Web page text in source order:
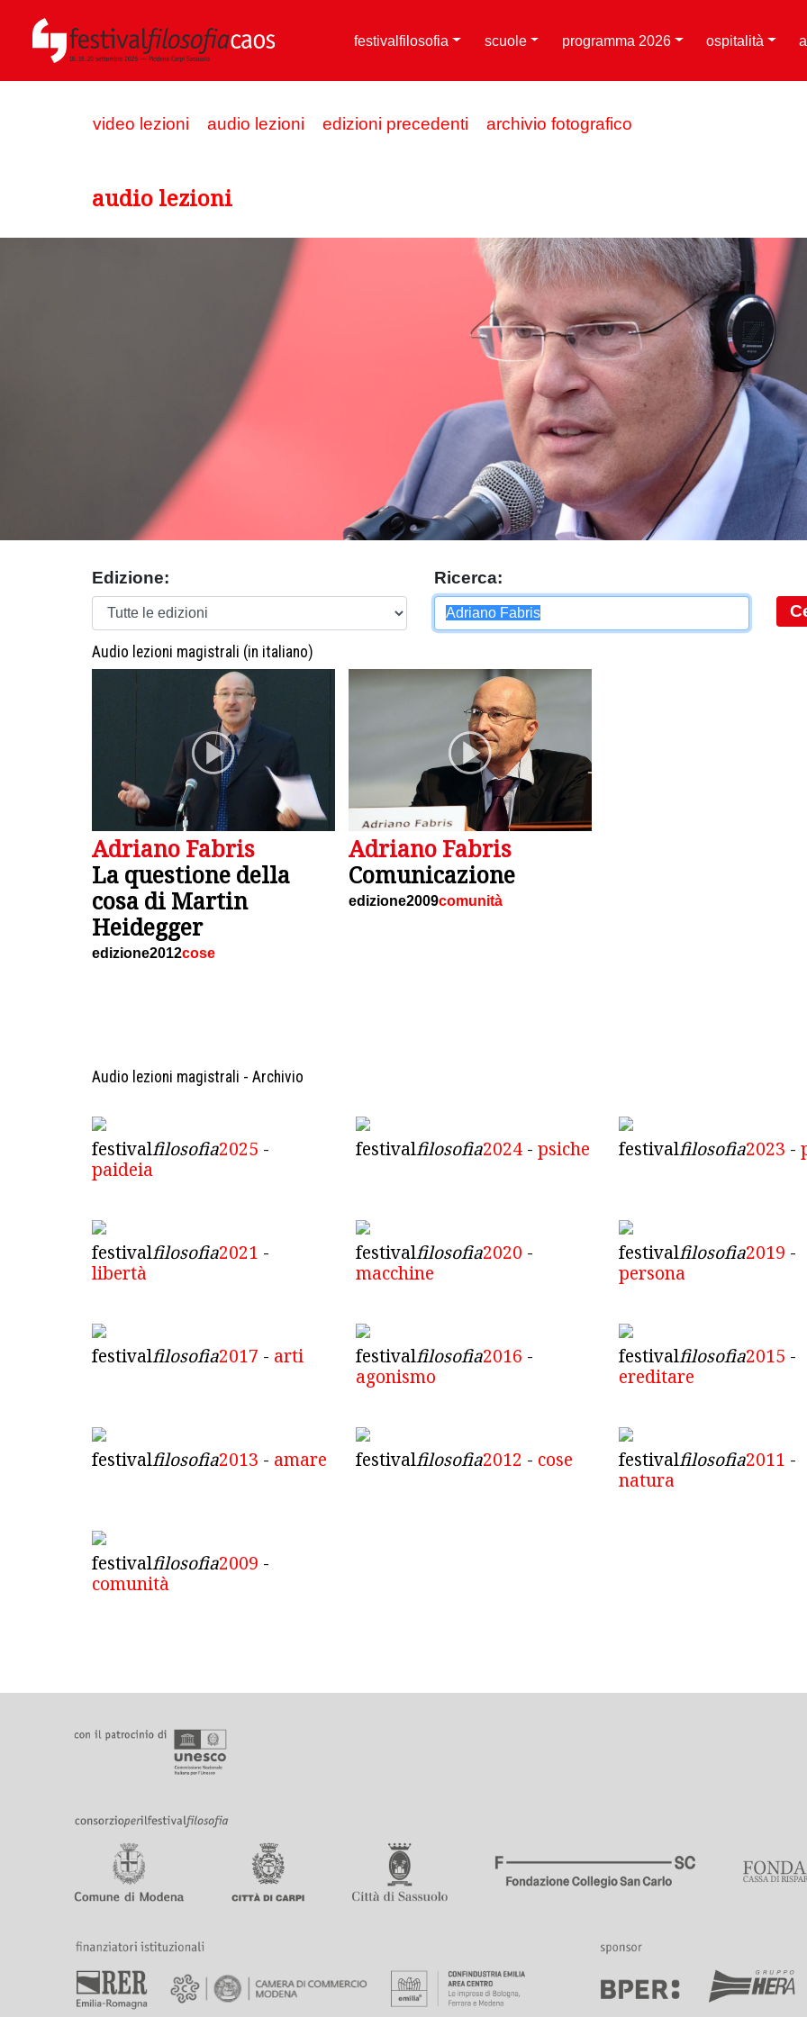
festivalfilosofia scuole programma 2026 ospitalità
video lezioni audio lezioni edizioni precedenti archivio fotografico
audio lezioni
Edizione:
Ricerca:
Audio lezioni magistrali (in italiano)
Adriano Fabris
La questione della
cosa di Martin
Heidegger
edizione2012cose
Adriano Fabris
Comunicazione
edizione2009comunità
Audio lezioni magistrali - Archivio
festivalfilosofia2025 -
paideia
festivalfilosofia2024- psiche festivalfilosofia2023 -
festivalfilosofia2021 -
libertà
festivalfilosofia2020 -
macchine
festivalfilosofia2019 -
persona
festivalfilosofia2017 - arti festivalfilosofia2016 -
agonismo
festivalfilosofia2015 -
ereditare
festivalfilosofia2013 - amare festivalfilosofia2012 - cose festivalfilosofia2011 -
natura
festivalfilosofia2009 -
comunità